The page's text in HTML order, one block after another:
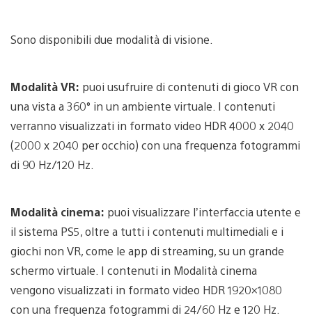
Sono disponibili due modalità di visione.
Modalità VR: puoi usufruire di contenuti di gioco VR con
una vista a 360° in un ambiente virtuale. I contenuti
verranno visualizzati in formato video HDR 4000 x 2040
(2000 x 2040 per occhio) con una frequenza fotogrammi
di 90 Hz/120 Hz.
Modalità cinema: puoi visualizzare l’interfaccia utente e
il sistema PS5, oltre a tutti i contenuti multimediali e i
giochi non VR, come le app di streaming, su un grande
schermo virtuale. I contenuti in Modalità cinema
vengono visualizzati in formato video HDR 1920×1080
con una frequenza fotogrammi di 24/60 Hz e 120 Hz.